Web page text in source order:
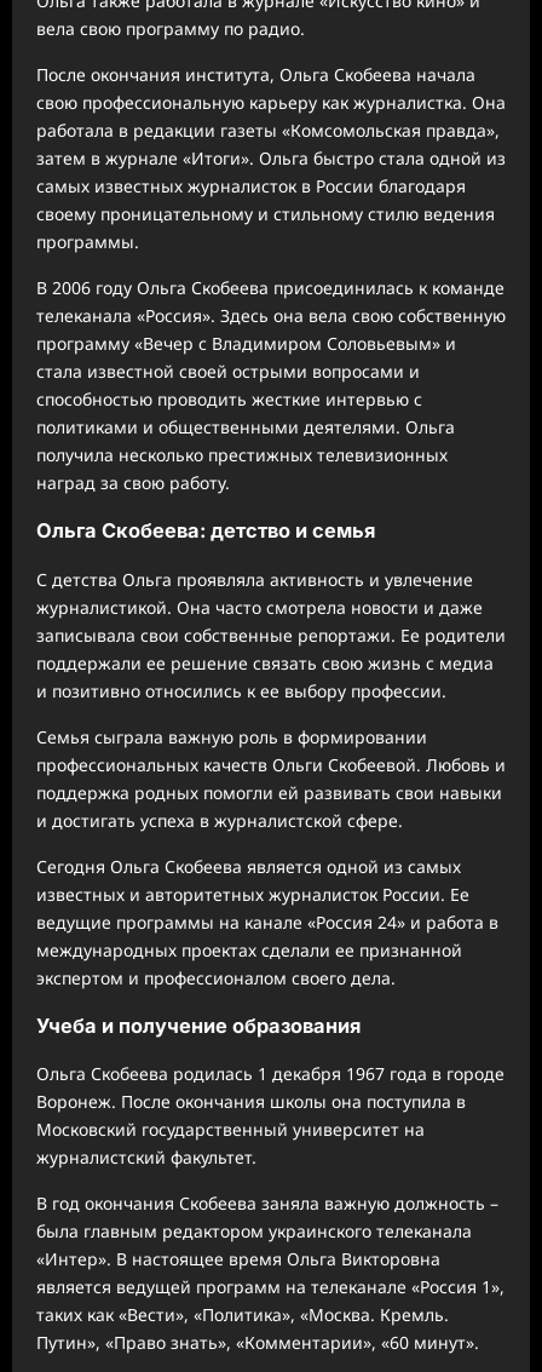
вела свою программу по радио.
После окончания института, Ольга Скобеева начала
свою профессиональную карьеру как журналистка. Она
работала в редакции газеты «Комсомольская правда»,
затем в журнале «Итоги». Ольга быстро стала одной из
самых известных журналисток в России благодаря
своему проницательному и стильному стилю ведения
программы.
В 2006 году Ольга Скобеева присоединилась к команде
телеканала «Россия». Здесь она вела свою собственную
программу «Вечер с Владимиром Соловьевым» и
стала известной своей острыми вопросами и
способностью проводить жесткие интервью с
политиками и общественными деятелями. Ольга
получила несколько престижных телевизионных
наград за свою работу.
Ольга Скобеева: детство и семья
С детства Ольга проявляла активность и увлечение
журналистикой. Она часто смотрела новости и даже
записывала свои собственные репортажи. Ее родители
поддержали ее решение связать свою жизнь с медиа
и позитивно относились к ее выбору профессии.
Семья сыграла важную роль в формировании
профессиональных качеств Ольги Скобеевой. Любовь и
поддержка родных помогли ей развивать свои навыки
и достигать успеха в журналистской сфере.
Сегодня Ольга Скобеева является одной из самых
известных и авторитетных журналисток России. Ее
ведущие программы на канале «Россия 24» и работа в
международных проектах сделали ее признанной
экспертом и профессионалом своего дела.
Учеба и получение образования
Ольга Скобеева родилась 1 декабря 1967 года в городе
Воронеж. После окончания школы она поступила в
Московский государственный университет на
журналистский факультет.
В год окончания Скобеева заняла важную должность –
была главным редактором украинского телеканала
«Интер». В настоящее время Ольга Викторовна
является ведущей программ на телеканале «Россия 1»,
таких как «Вести», «Политика», «Москва. Кремль.
Путин», «Право знать», «Комментарии», «60 минут».